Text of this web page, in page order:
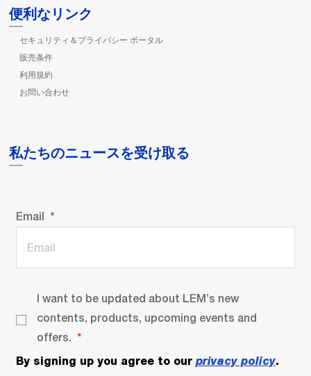
便利なリンク
セキュリティ＆プライバシー ポータル
販売条件
利用規約
お問い合わせ
私たちのニュースを受け取る
Email
I want to be updated about LEM’s new
contents, products, upcoming events and
offers.
By signing up you agree to our privacy policy.